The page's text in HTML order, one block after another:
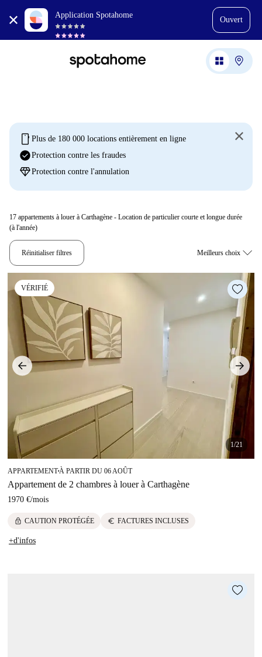
Application Spotahome
Ouvert
mobile Plus de 180 000 locations entièrement en ligne
check_circleProtection contre les fraudes
diamondProtection contre l'annulation
17 appartements à louer à Carthagène - Location de particulier courte et longue durée
(à l'année)
Réinitialiser filtres
VÉRIFIÉ
1/21
APPARTEMENT■À PARTIR DU 06 AOÛT
Appartement de 2 chambres à louer à Carthagène
1970 €/mois
lock CAUTION PROTÉGÉE euro FACTURES INCLUSES
+d'infos